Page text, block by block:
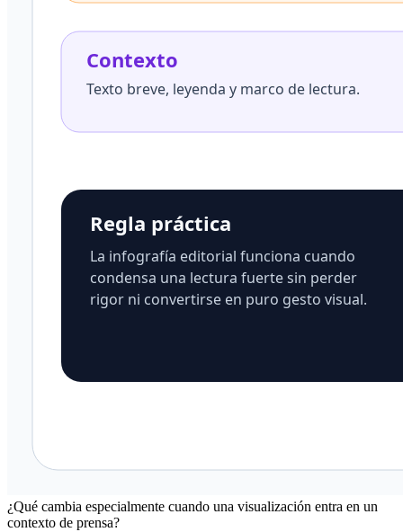
¿Qué cambia especialmente cuando una visualización entra en un
contexto de prensa?